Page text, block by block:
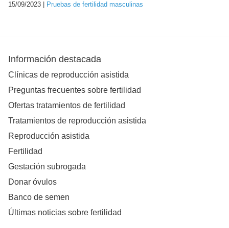
15/09/2023 | Pruebas de fertilidad masculinas
Información destacada
Clínicas de reproducción asistida
Preguntas frecuentes sobre fertilidad
Ofertas tratamientos de fertilidad
Tratamientos de reproducción asistida
Reproducción asistida
Fertilidad
Gestación subrogada
Donar óvulos
Banco de semen
Últimas noticias sobre fertilidad